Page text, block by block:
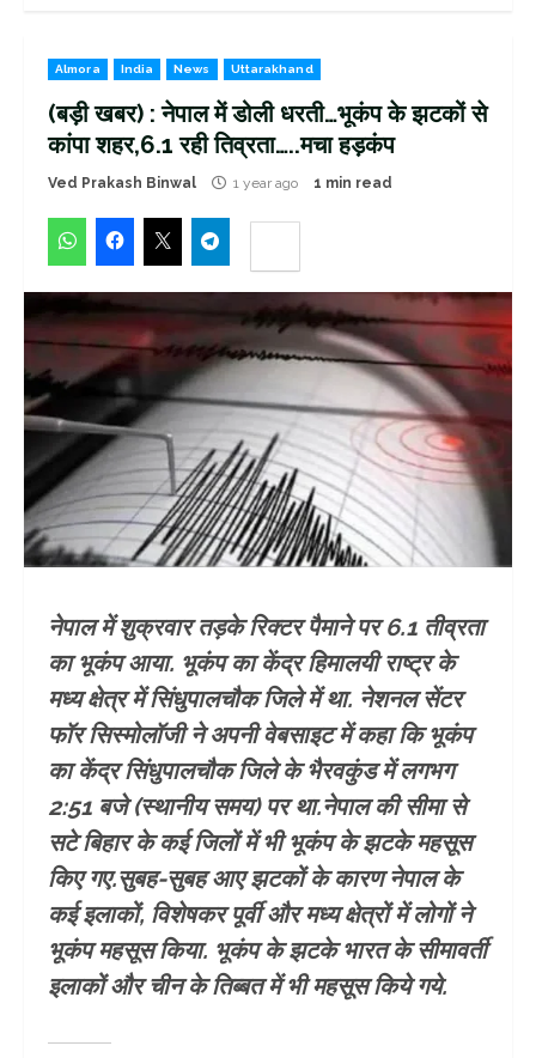
Almora India News Uttarakhand
(बड़ी खबर) : नेपाल में डोली धरती…भूकंप के झटकों से
कांपा शहर,6.1 रही तिव्रता…..मचा हड़कंप
Ved Prakash Binwal 1 year ago 1 min read
नेपाल में शुक्रवार तड़के रिक्टर पैमाने पर 6.1 तीव्रता
का भूकंप आया. भूकंप का केंद्र हिमालयी राष्ट्र के
मध्य क्षेत्र में सिंधुपालचौक जिले में था. नेशनल सेंटर
फॉर सिस्मोलॉजी ने अपनी वेबसाइट में कहा कि भूकंप
का केंद्र सिंधुपालचौक जिले के भैरवकुंड में लगभग
2:51 बजे (स्थानीय समय) पर था.नेपाल की सीमा से
सटे बिहार के कई जिलों में भी भूकंप के झटके महसूस
किए गए.सुबह-सुबह आए झटकों के कारण नेपाल के
कई इलाकों, विशेषकर पूर्वी और मध्य क्षेत्रों में लोगों ने
भूकंप महसूस किया. भूकंप के झटके भारत के सीमावर्ती
इलाकों और चीन के तिब्बत में भी महसूस किये गये.